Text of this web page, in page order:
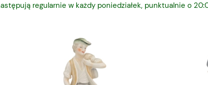
regularnie w każdy poniedziałek, punktualnie o